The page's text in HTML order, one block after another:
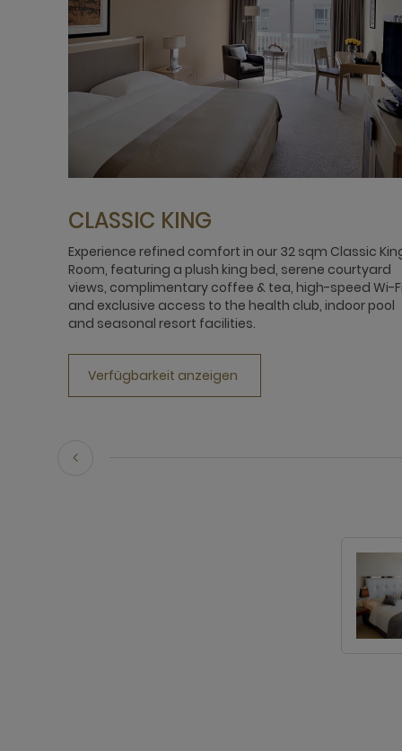
CLASSIC KING
Experience refined comfort in our 32 sqm Classic
Room, featuring a plush king bed, serene courtyard
views, complimentary coffee & tea, high-speed Wi-
and exclusive access to the health club, indoor pool
and seasonal resort facilities.
Verfügbarkeit anzeigen